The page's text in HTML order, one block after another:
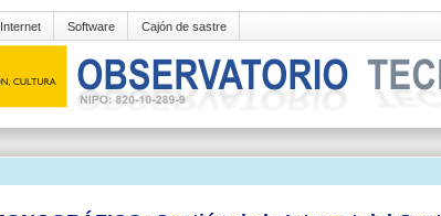
Internet Software Cajón de sastre